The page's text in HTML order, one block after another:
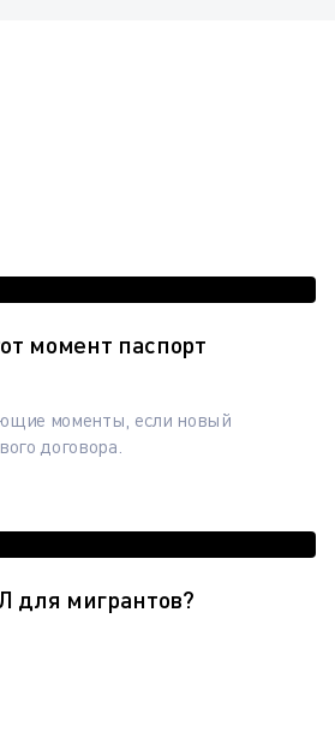
момент паспорт
моменты, если новый
договора.
для мигрантов?